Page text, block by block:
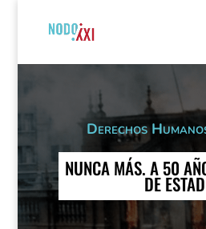
Derechos
NUNCA MÁS. A 50
DE